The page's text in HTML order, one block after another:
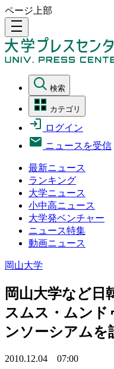
ページ上部
density_medium
検索
カテゴリ
ログイン
ニュースを受信
最新ニュース
ランキング
大学ニュース
小中高ニュース
大学発ベンチャー
ニュース特集
動画ニュース
岡山大学
岡山大学など日
スムス・ムンド
ンソーシアムを
2010.12.04 07:00